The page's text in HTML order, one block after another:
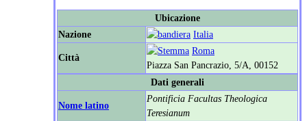
Ubicazione
Nazione
Italia
Città
Roma
Piazza San Pancrazio, 5/A, 00152
Dati generali
Nome latino
Pontificia Facultas Theologica
Teresianum